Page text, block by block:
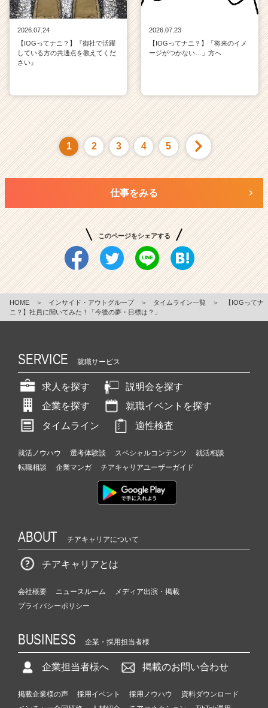
2026.07.24
【IOGってナニ？】『御社で活躍
している方の共通点を教えてくだ
さい』
2026.07.23
【IOGってナニ？】「将来のイメ
ージがつかない…」方へ
1 2 3 4 5
仕事をみる
このページをシェアする
HOME ＞ インサイド・アウトグループ ＞ タイムライン一覧 ＞
【IOGってナ
ニ？】社員に聞いてみた！「今後の夢・目標は？」
SERVICE 就職サービス
求人を探す
説明会を探す
企業を探す
就職イベントを探す
タイムライン
適性検査
就活ノウハウ 選考体験談 スペシャルコンテンツ
就活相談
転職相談
企業マンガ チアキャリアユーザーガイド
ABOUT チアキャリアについて
チアキャリアとは
会社概要 ニュースルーム
メディア出演・掲載
プライバシーポリシー
BUSINESS 企業・採用担当者様
企業担当者様へ 掲載のお問い合わせ
掲載企業様の声 採用イベント 採用ノウハウ
資料ダウンロード